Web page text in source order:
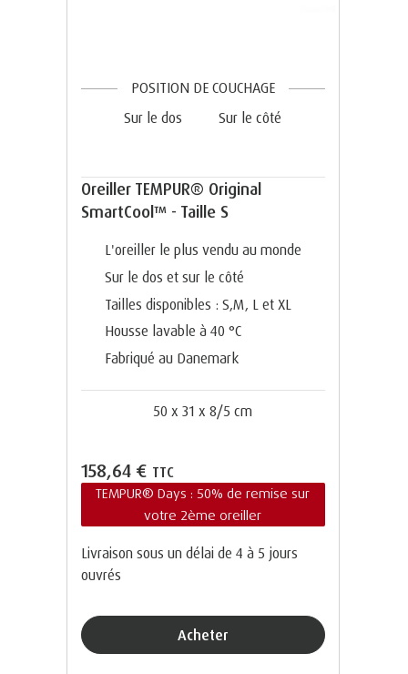
POSITION DE COUCHAGE
Sur le dos
Sur le côté
Oreiller TEMPUR® Original
SmartCool™ - Taille S
L'oreiller le plus vendu au monde
Sur le dos et sur le côté
Tailles disponibles : S,M, L et XL
Housse lavable à 40 °C
Fabriqué au Danemark
50 x 31 x 8/5 cm
158,64 € TTC
TEMPUR® Days : 50% de remise sur
votre 2ème oreiller
Livraison sous un délai de 4 à 5 jours
ouvrés
Acheter